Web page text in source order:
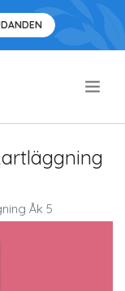
Åk 5